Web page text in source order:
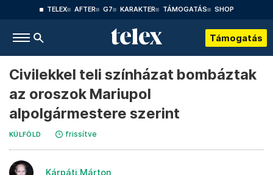
TELEX AFTER G7 KARAKTER TÁMOGATÁS SHOP
Támogatás
Civilekkel teli színházat bombáztak
az oroszok Mariupol
alpolgármestere szerint
KÜLFÖLD frissítve
Kárpáti Márton